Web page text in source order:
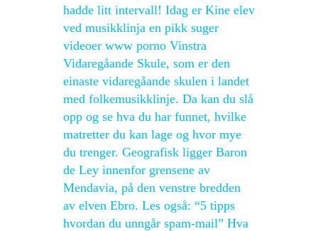
hadde litt intervall! Idag er Kine elev
ved musikklinja en pikk suger
videoer www porno Vinstra
Vidaregåande Skule, som er den
einaste vidaregåande skulen i landet
med folkemusikklinje. Da kan du slå
opp og se hva du har funnet, hvilke
matretter du kan lage og hvor mye
du trenger. Geografisk ligger Baron
de Ley innenfor grensene av
Mendavia, på den venstre bredden
av elven Ebro. Les også: “5 tipps
hvordan du unngår spam-mail” Hva